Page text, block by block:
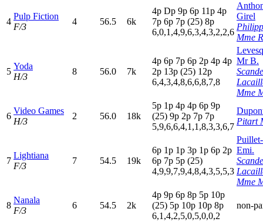
4
Pulp Fiction
F/3
4 56.5 6k
4p Dp 9p 6p 11p 4p
7p 6p 7p (25) 8p
6,0,1,4,9,6,3,4,3,2,2,6
Girel
Mme
5
Yoda
H/3
8 56.0 7k
4p 6p 7p 6p 2p 4p 4p
2p 13p (25) 12p
6,4,3,4,8,6,6,8,7,8
Mr B.
Mme
6
Video Games
H/3
2 56.0 18k
5p 1p 4p 4p 6p 9p
(25) 9p 2p 7p 7p
5,9,6,6,4,1,1,8,3,3,6,7
Pitart
7
Lightiana
F/3
7 54.5 19k
6p 1p 1p 3p 1p 6p 2p
6p 7p 5p (25)
4,9,9,7,9,4,8,4,3,5,5,3
Emi.
Mme
8
Nanala
F/3
6 54.5 2k
4p 9p 6p 8p 5p 10p
(25) 5p 10p 10p 8p
6,1,4,2,5,0,5,0,0,2
non-